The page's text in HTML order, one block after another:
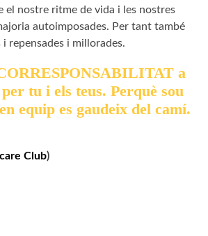
el nostre ritme de vida i les nostres
autoimposades. Per tant també
i repensades i millorades.
a
tu i els teus. Perquè sou
equip es gaudeix del camí.
Club)